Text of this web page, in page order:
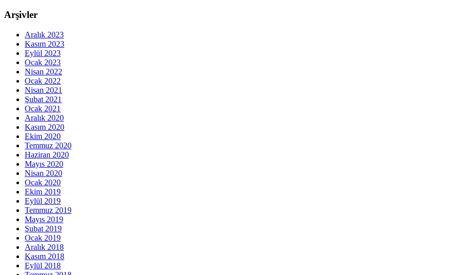
Arşivler
Aralık 2023
Kasım 2023
Eylül 2023
Ocak 2023
Nisan 2022
Ocak 2022
Nisan 2021
Şubat 2021
Ocak 2021
Aralık 2020
Kasım 2020
Ekim 2020
Temmuz 2020
Haziran 2020
Mayıs 2020
Nisan 2020
Ocak 2020
Ekim 2019
Eylül 2019
Temmuz 2019
Mayıs 2019
Şubat 2019
Ocak 2019
Aralık 2018
Kasım 2018
Eylül 2018